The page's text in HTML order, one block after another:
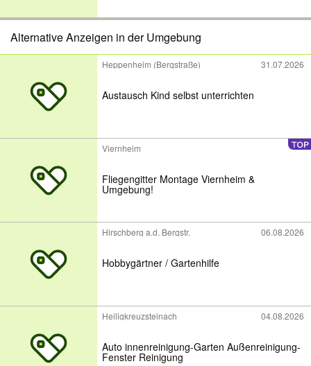
Alternative Anzeigen in der Umgebung
Heppenheim (Bergstraße) 31.07.2026
Austausch Kind selbst unterrichten
Viernheim
Fliegengitter Montage Viernheim &
Umgebung!
Hirschberg a.d. Bergstr. 06.08.2026
Hobbygärtner / Gartenhilfe
Heiligkreuzsteinach 04.08.2026
Auto innenreinigung-Garten Außenreinigung-
Fenster Reinigung